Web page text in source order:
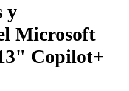
y
Microsoft
Copilot+